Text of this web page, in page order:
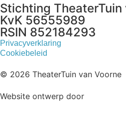
Stichting TheaterTuin
KvK 56555989
RSIN 852184293
Privacyverklaring
Cookiebeleid
© 2026 TheaterTuin van Voorne
Website ontwerp door